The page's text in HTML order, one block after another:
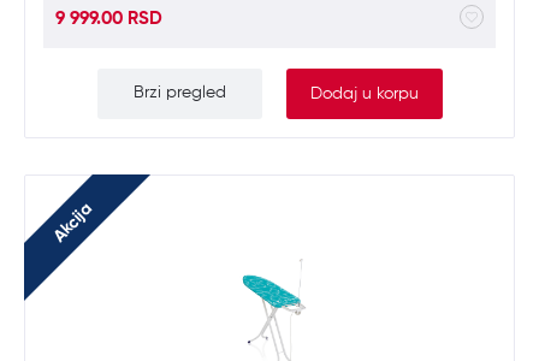
Brzi pregled Dodaj u korpu
9 999.00 RSD
Akcija